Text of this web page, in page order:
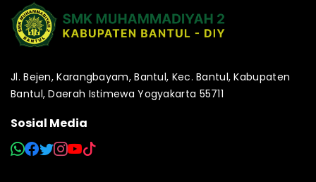
Jl. Bejen, Karangbayam, Bantul, Kec. Bantul, Kabupaten
Bantul, Daerah Istimewa Yogyakarta 55711
Sosial Media